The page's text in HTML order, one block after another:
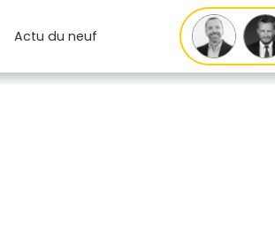
Actudu neuf